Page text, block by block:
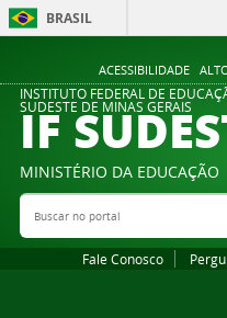
ACESSIBILIDADE
BRASIL
INSTITUTO FEDERAL DE
SUDESTE DE MINAS GERAIS
IF
MINISTÉRIO DA EDUCAÇÃO
Buscar no portal
Fale Conosco